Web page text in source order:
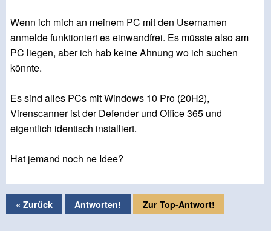
Wenn ich mich an meinem PC mit den Usernamen
anmelde funktioniert es einwandfrei. Es müsste also am
PC liegen, aber ich hab keine Ahnung wo ich suchen
könnte.
Es sind alles PCs mit Windows 10 Pro (20H2),
Virenscanner ist der Defender und Office 365 und
eigentlich identisch installiert.
Hat jemand noch ne Idee?
« Zurück Antworten! Zur Top-Antwort!